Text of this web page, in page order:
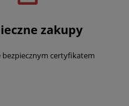
zakupy
bezpiecznym certyfikatem